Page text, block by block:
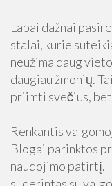
Labai dažnai
stalai, kurie
neužima daug
daugiau žmonių.
priimti svečius,
Renkantis
Blogai parinktos
naudojimo patirtį.